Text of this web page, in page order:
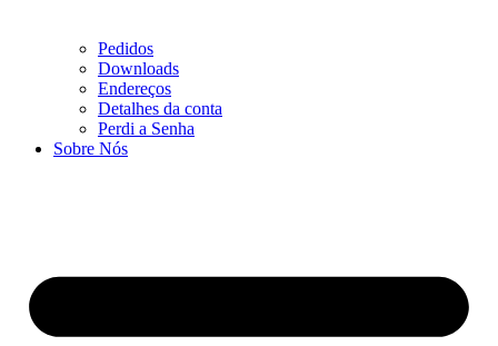
Pedidos
Downloads
Endereços
Detalhes da conta
Perdi a Senha
Sobre Nós